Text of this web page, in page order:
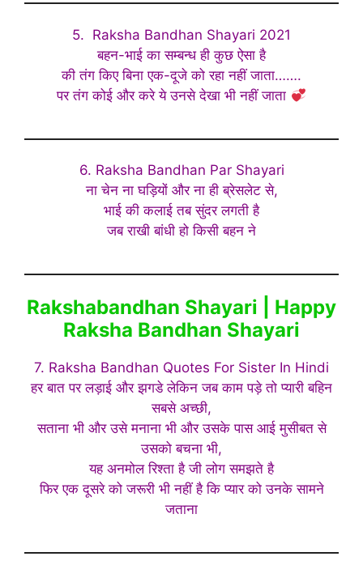
5. Raksha Bandhan Shayari 2021
बहन-भाई का सम्बन्ध ही कुछ ऐसा है
की तंग किए बिना एक-दूजे को रहा नहीं जाता…….
पर तंग कोई और करे ये उनसे देखा भी नहीं जाता
6. Raksha Bandhan Par Shayari
ना चेन ना घड़ियों और ना ही ब्रेसलेट से,
भाई की कलाई तब सुंदर लगती है
जब राखी बांधी हो किसी बहन ने
Rakshabandhan Shayari | Happy
Raksha Bandhan Shayari
7. Raksha Bandhan Quotes For Sister In Hindi
हर बात पर लड़ाई और झगडे लेकिन जब काम पड़े तो प्यारी बहिन
सबसे अच्छी,
सताना भी और उसे मनाना भी और उसके पास आई मुसीबत से
उसको बचना भी,
यह अनमोल रिश्ता है जी लोग समझते है
फिर एक दूसरे को जरूरी भी नहीं है कि प्यार को उनके सामने
जताना